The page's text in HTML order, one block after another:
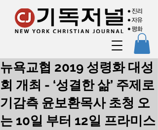
뉴욕교협 2019 성령화 대성
회 개최 - ‘성결한 삶’ 주제로
기감측 윤보환목사 초청 오
는 10일 부터 12일 프라미스